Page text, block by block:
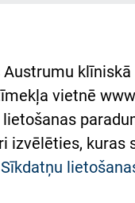
sūdzību
kārtība
nokļūt
Austrumu
vietnē
izvēlēties,
Sīkdatņu